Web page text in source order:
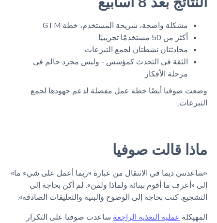
مشكلة واضحة، شريحة المستخدم، خطة GTM
أكثر من 50 مستخدمًا تجريبيًا
محادثتان نشطتان لجمع التبرعات
الثقة في التحدث كمؤسس - وليس مجرد حالم في
مرحلة الأفكار
وضعت صوفيا أيضًا خطة عمل مفصلة لدعم جهودها لجمع
التبرعات.
ماذا قالت صوفيا
«ساعدتني ديما في الانتقال من عبارة «ربما أعمل على شيء ما»
إلى «أعرف ما أقوم ببنائه ولماذا ولمن». لم أكن بحاجة إلى
التشجيع. كنت بحاجة إلى الوضوح والبنية والتعليقات الصادقة».
المهيكلة عملية التغذية الراجعة ساعدت صوفيا على التكرار